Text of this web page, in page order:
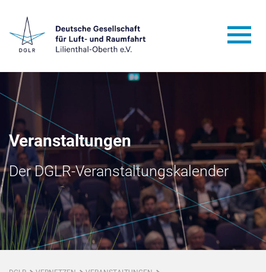
Veranstaltungen
Der DGLR-Veranstaltungskalender